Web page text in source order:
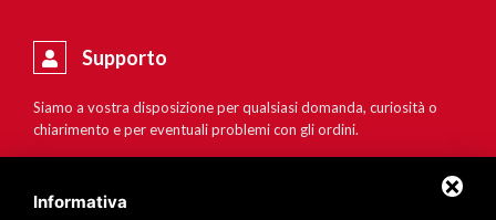
Supporto
Siamo a vostra disposizione per qualsiasi domanda, curiosità o
chiarimento e per eventuali problemi con gli ordini.
Informativa